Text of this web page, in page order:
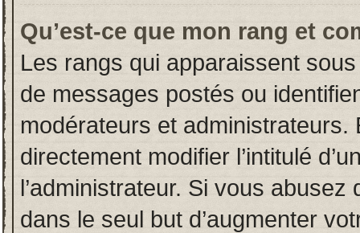
Qu’est-ce que mon rang et
Les rangs qui apparaissent
de messages postés ou
modérateurs et
directement modifier l’intitulé
l’administrateur. Si vous
dans le seul but d’augmenter